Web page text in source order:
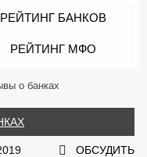
РЕЙТИНГ БАНКОВ
РЕЙТИНГ МФО
о банках
ОБСУДИТЬ